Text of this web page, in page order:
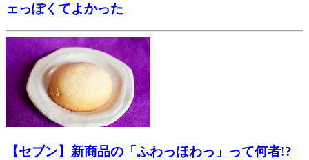
ェっぽくてよかった
【セブン】新商品の「ふわっほわっ」って何者!?